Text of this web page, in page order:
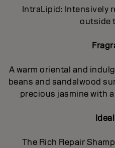
IntraLipid: Intensively
outside
A warm oriental and
beans and sandalwood
precious jasmine with
The Rich Repair